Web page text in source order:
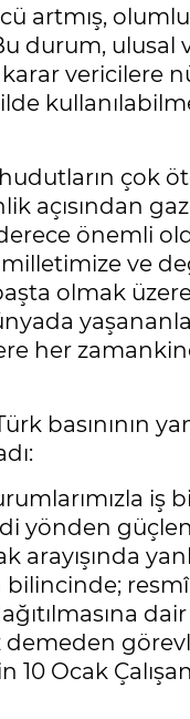
artmış,
durum, ulusal
vericilere
çok
açısından
önemli
milletimize ve
olmak
her
basınının
iş
yönden
arayışında
bilincinde;
dair
Ocak